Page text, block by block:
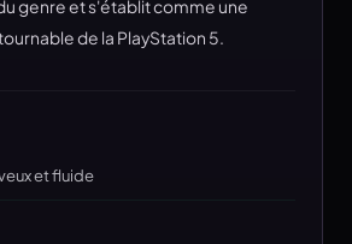
genre et s'établit comme une
de la PlayStation 5.
et fluide